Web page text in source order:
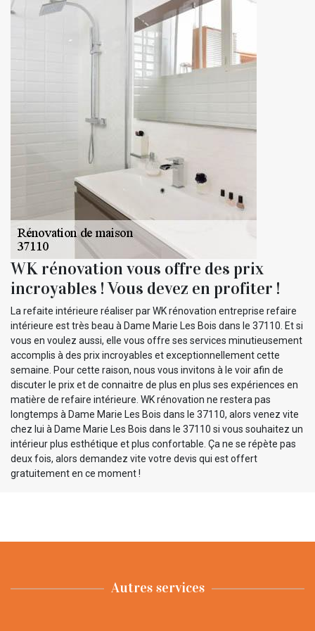
WK rénovation vous offre des prix
incroyables ! Vous devez en profiter !
La refaite intérieure réaliser par WK rénovation entreprise refaire
intérieure est très beau à Dame Marie Les Bois dans le 37110. Et si
vous en voulez aussi, elle vous offre ses services minutieusement
accomplis à des prix incroyables et exceptionnellement cette
semaine. Pour cette raison, nous vous invitons à le voir afin de
discuter le prix et de connaitre de plus en plus ses expériences en
matière de refaire intérieure. WK rénovation ne restera pas
longtemps à Dame Marie Les Bois dans le 37110, alors venez vite
chez lui à Dame Marie Les Bois dans le 37110 si vous souhaitez un
intérieur plus esthétique et plus confortable. Ça ne se répète pas
deux fois, alors demandez vite votre devis qui est offert
gratuitement en ce moment !
Autres services